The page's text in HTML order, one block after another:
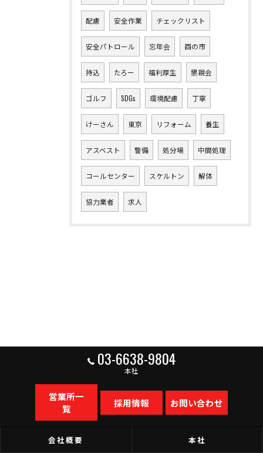
配慮 安全作業 チェックリスト
安全パトロール 忘年会 酉の市
持込 たろー 福利厚生 懇親会
ゴルフ SDGs 環境配慮 丁寧
けーさん 東京 リフォーム 養生
アスベスト 警備 処分場 中間処理
コールセンター スケルトン 解体
協力業者 求人
03-6638-9804
本社
営業所一
覧
採用情報 お問い合わせ
会社概要 本社